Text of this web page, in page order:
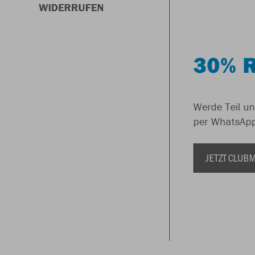
WIDERRUFEN
30%
Werde Teil
per
JETZT